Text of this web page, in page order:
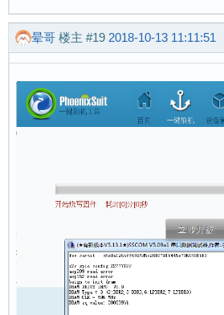
晕哥 楼主 #19 2018-10-13 11:11:51